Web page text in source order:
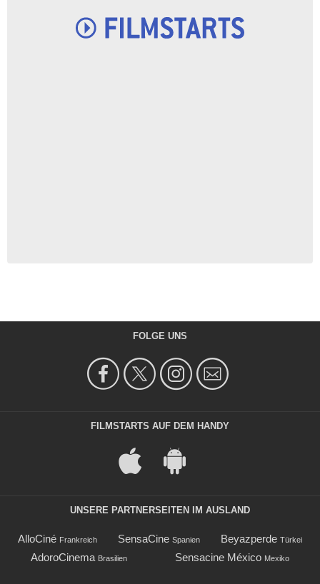
FOLGE UNS
FILMSTARTS AUF DEM HANDY
UNSERE PARTNERSEITEN IM AUSLAND
AlloCiné Frankreich SensaCine Spanien Beyazperde Türkei
AdoroCinema Brasilien Sensacine México Mexiko